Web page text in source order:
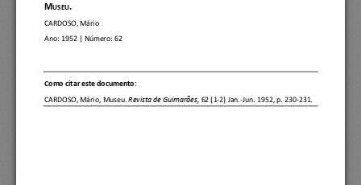
M USEU.
CARDOSO, Mário
Ano: 1952 | Número: 62
CARDOSO, Mário
, Museu. Revista de Guimarães, 62 (1- 2) Jan.- Jun. 1952, p. 230
-231.